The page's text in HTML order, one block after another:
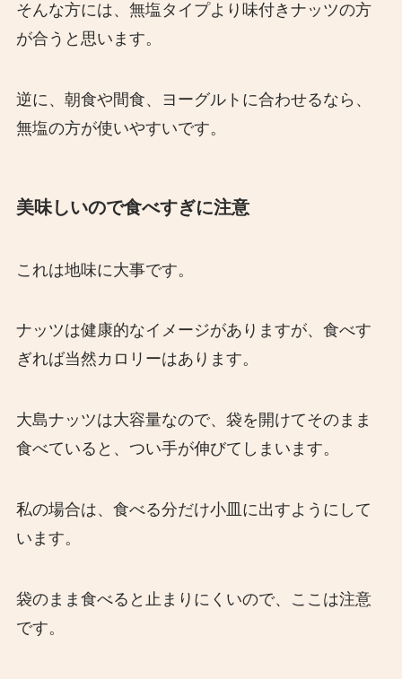
そんな方には、無塩タイプより味付きナッツの方
が合うと思います。
逆に、朝食や間食、ヨーグルトに合わせるなら、
無塩の方が使いやすいです。
美味しいので食べすぎに注意
これは地味に大事です。
ナッツは健康的なイメージがありますが、食べす
ぎれば当然カロリーはあります。
大島ナッツは大容量なので、袋を開けてそのまま
食べていると、つい手が伸びてしまいます。
私の場合は、食べる分だけ小皿に出すようにして
います。
袋のまま食べると止まりにくいので、ここは注意
です。